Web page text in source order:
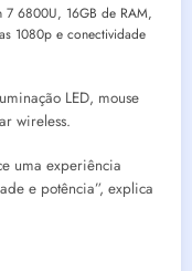
7 6800U, 16GB de RAM,
1080p e conectividade
LED, mouse
wireless.
uma experiência
e potência”, explica